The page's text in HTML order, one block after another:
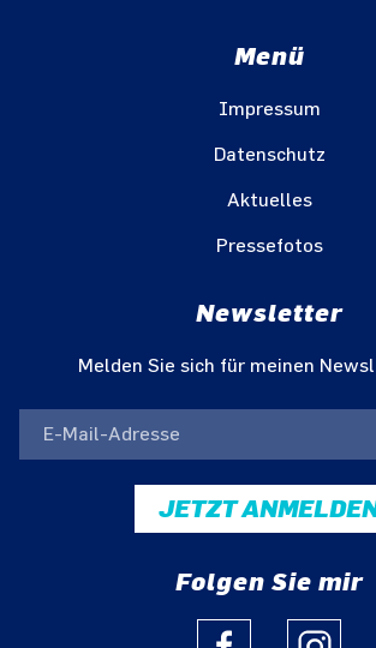
Menü
Impressum
Datenschutz
Aktuelles
Pressefotos
Newsletter
Melden Sie sich für meinen
JETZT
Folgen Sie mir